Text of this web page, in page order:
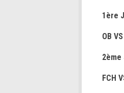
1ère
OB
2ème
FCH